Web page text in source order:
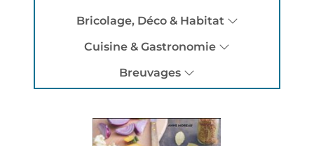
Bricolage, Déco & Habitat
Cuisine & Gastronomie
Breuvages